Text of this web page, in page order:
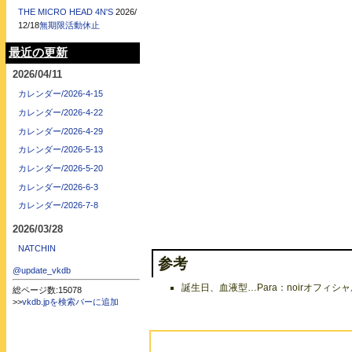
参考
誕生日、血液型…Para：noirオフィシャ
THE MICRO HEAD 4N'S 2026/
12/18無期限活動休止
最近の更新
2026/04/11
カレンダー/2026-4-15
カレンダー/2026-4-22
カレンダー/2026-4-29
カレンダー/2026-5-13
カレンダー/2026-5-20
カレンダー/2026-6-3
カレンダー/2026-7-8
2026/03/28
NATCHIN
@update_vkdb
総ページ数:15078
>>vkdb.jpを検索バーに追加